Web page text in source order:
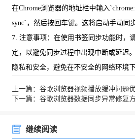
在Chrome浏览器的地址栏中输入
sync`，然后按回车键。这将启动手动同
7. 注意事项：在使用书签同步功能时，
定，以避免同步过程中出现中断或延迟
隐私和安全，避免在不安全的网络环境
上一篇：谷歌浏览器视频播放缓冲问题
下一篇：谷歌浏览器数据同步异常修复
继续阅读